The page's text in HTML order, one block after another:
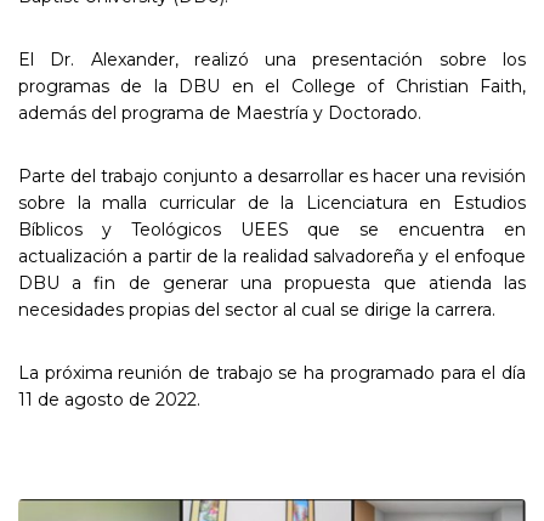
El Dr. Alexander, realizó una presentación sobre los
programas de la DBU en el College of Christian Faith,
además del programa de Maestría y Doctorado.
Parte del trabajo conjunto a desarrollar es hacer una revisión
sobre la malla curricular de la Licenciatura en Estudios
Bíblicos y Teológicos UEES que se encuentra en
actualización a partir de la realidad salvadoreña y el enfoque
DBU a fin de generar una propuesta que atienda las
necesidades propias del sector al cual se dirige la carrera.
La próxima reunión de trabajo se ha programado para el día
11 de agosto de 2022.